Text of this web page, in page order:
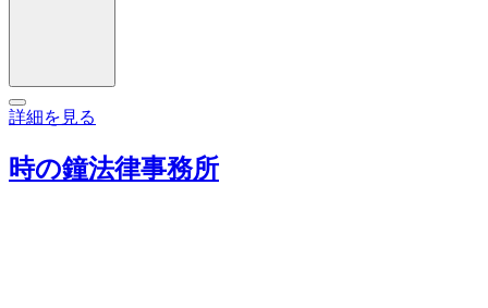
詳細を見る
時の鐘法律事務所